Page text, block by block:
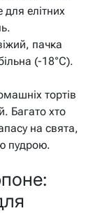
елітних
пачка
(-18°C).
тортів
Багато хто
на свята,
пудрою.